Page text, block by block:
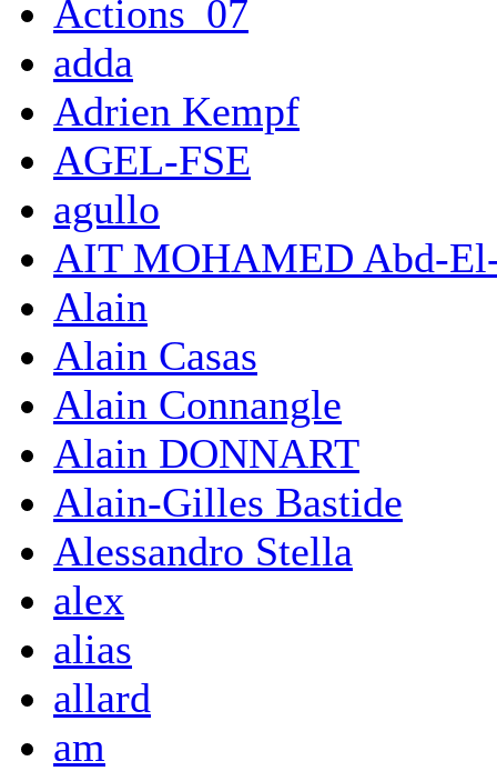
Actions_07
adda
Adrien Kempf
AGEL-FSE
agullo
AIT MOHAMED Abd-
Alain
Alain Casas
Alain Connangle
Alain DONNART
Alain-Gilles Bastide
Alessandro Stella
alex
alias
allard
am